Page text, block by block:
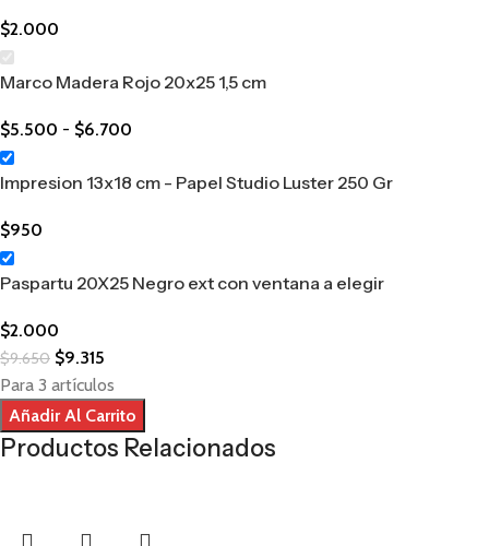
$2.000
Marco Madera Rojo 20x25 1,5 cm
$5.500 - $6.700
Impresion 13x18 cm - Papel Studio Luster 250 Gr
$950
Paspartu 20X25 Negro ext con ventana a elegir
$2.000
$9.650 $9.315
Para 3 artículos
Añadir Al Carrito
Productos Relacionados